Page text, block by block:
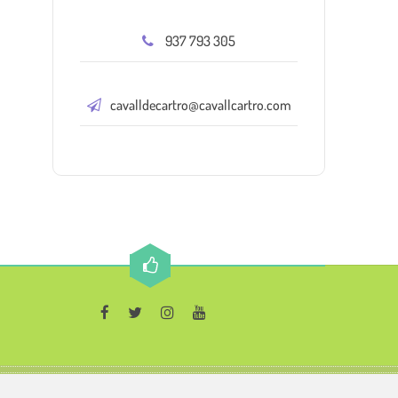
937 793 305
cavalldecartro@cavallcartro.com